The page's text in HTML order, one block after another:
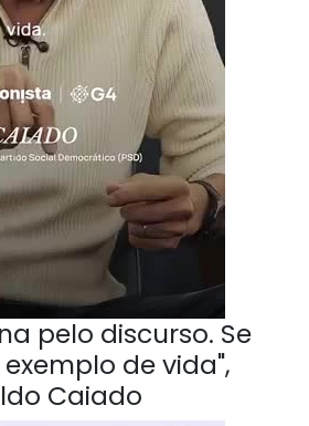
pelo discurso. Se
de vida",
Caiado